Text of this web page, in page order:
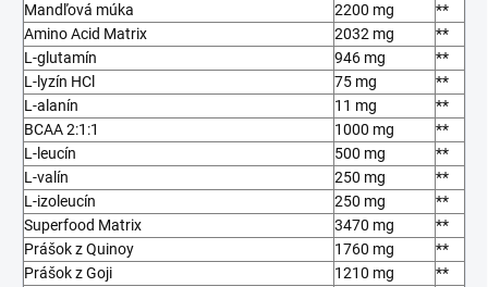
Mandľová múka
2200 mg
**
Amino Acid Matrix
2032 mg
**
L-glutamín
946 mg
**
L-lyzín HCl
75 mg
**
L-alanín
11 mg
**
BCAA 2:1:1
1000 mg
**
L-leucín
500 mg
**
L-valín
250 mg
**
L-izoleucín
250 mg
**
Superfood Matrix
3470 mg
**
Prášok z Quinoy
1760 mg
**
Prášok z Goji
1210 mg
**